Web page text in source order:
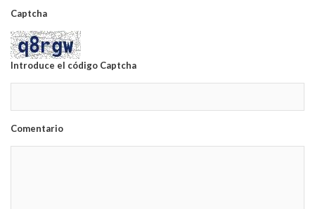
Captcha
Introduce el código Captcha
Comentario